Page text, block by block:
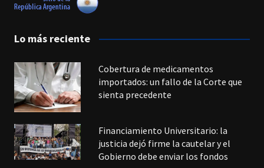
Lo más reciente
Cobertura de medicamentos
importados: un fallo de la Corte que
sienta precedente
Financiamiento Universitario: la
justicia dejó firme la cautelar y el
Gobierno debe enviar los fondos